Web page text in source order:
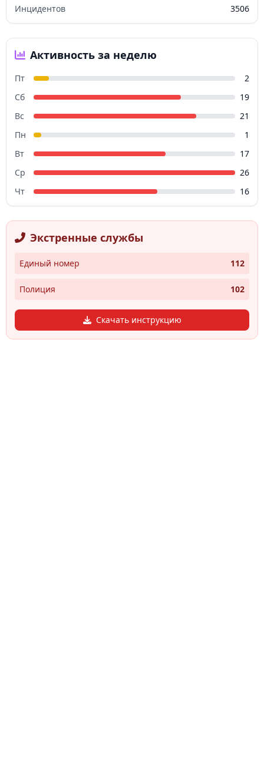
Инцидентов 3506
Активность за неделю
Пт
2
Сб
19
Вс
21
Пн
1
Вт
17
Ср
26
Чт
16
Экстренные службы
Единый номер 112
Полиция 102
Скачать инструкцию